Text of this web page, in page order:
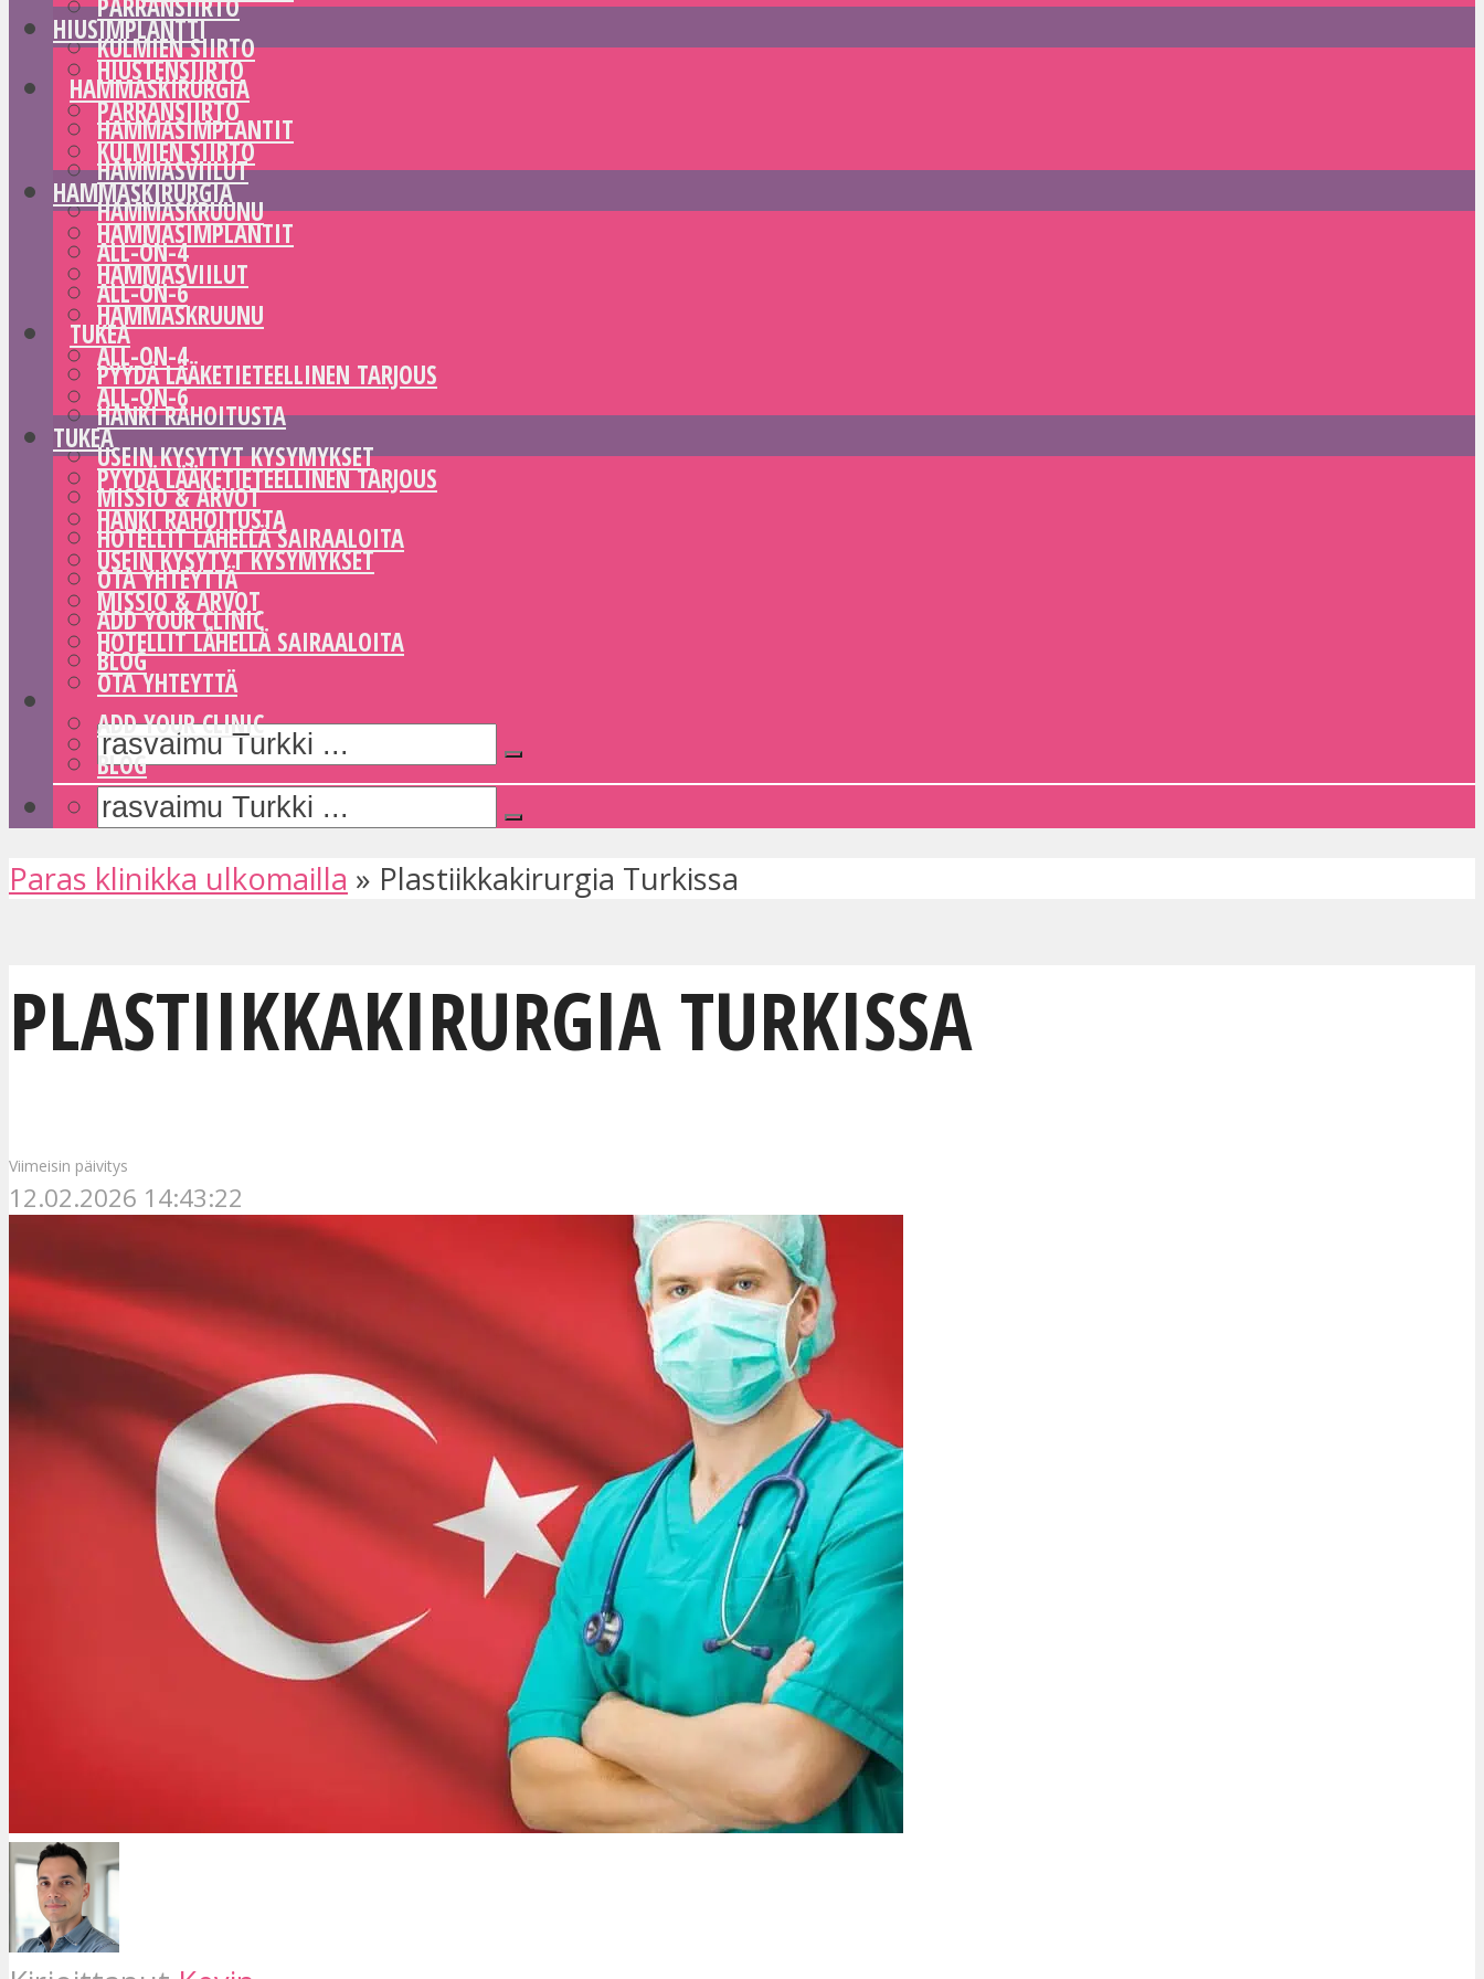
PARRANSIIRTO
KULMIEN SIIRTO
HAMMASKIRURGIA
HAMMASIMPLANTIT
HAMMASVIILUT
HAMMASKRUUNU
ALL-ON-4
ALL-ON-6
TUKEA
PYYDÄ LÄÄKETIETEELLINEN TARJOUS
HANKI RAHOITUSTA
USEIN KYSYTYT KYSYMYKSET
MISSIO & ARVOT
HOTELLIT LÄHELLÄ SAIRAALOITA
OTA YHTEYTTÄ
ADD YOUR CLINIC
BLOG
HIUSIMPLANTTI
HIUSTENSIIRTO
PARRANSIIRTO
KULMIEN SIIRTO
HAMMASKIRURGIA
HAMMASIMPLANTIT
HAMMASVIILUT
HAMMASKRUUNU
ALL-ON-4
ALL-ON-6
TUKEA
PYYDÄ LÄÄKETIETEELLINEN TARJOUS
HANKI RAHOITUSTA
USEIN KYSYTYT KYSYMYKSET
MISSIO & ARVOT
HOTELLIT LÄHELLÄ SAIRAALOITA
OTA YHTEYTTÄ
ADD YOUR CLINIC
BLOG
Paras klinikka ulkomailla » Plastiikkakirurgia Turkissa
PLASTIIKKAKIRURGIA TURKISSA
Viimeisin päivitys
12.02.2026 14:43:22